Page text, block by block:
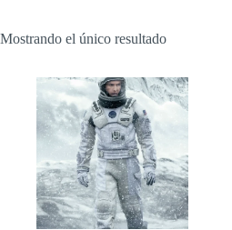
Mostrando el único resultado